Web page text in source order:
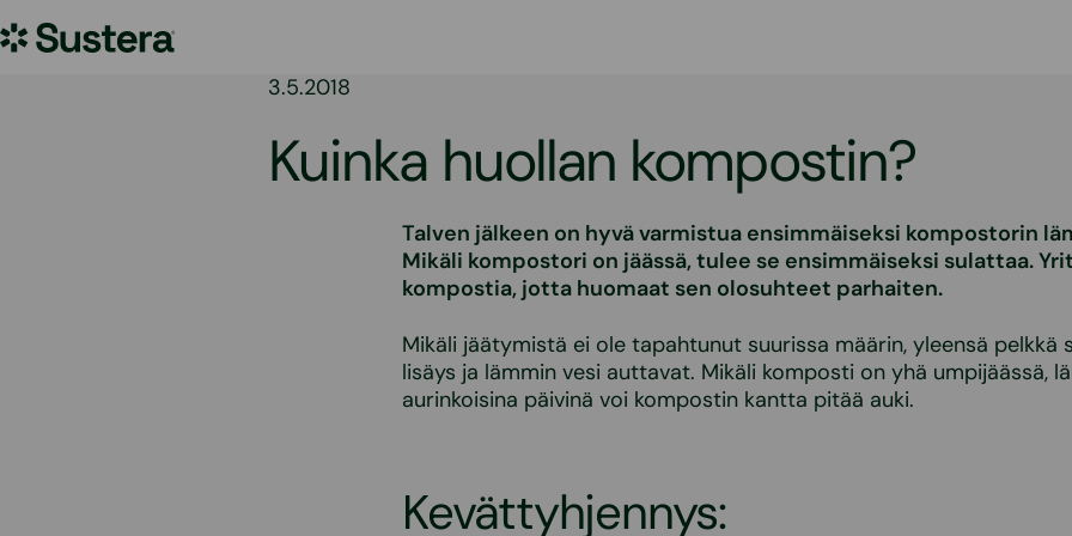
sisältöön
Sustera
3.5.2018
Kuinka huollan kompostin?
Talven jälkeen on hyvä varmistua ensimmäiseksi kompostorin
Mikäli kompostori on jäässä, tulee se ensimmäiseksi sulattaa.
kompostia, jotta huomaat sen olosuhteet parhaiten.
Mikäli jäätymistä ei ole tapahtunut suurissa määrin, yleensä pelkkä
lisäys ja lämmin vesi auttavat. Mikäli komposti on yhä umpijäässä,
aurinkoisina päivinä voi kompostin kantta pitää auki.
Kevättyhjennys: